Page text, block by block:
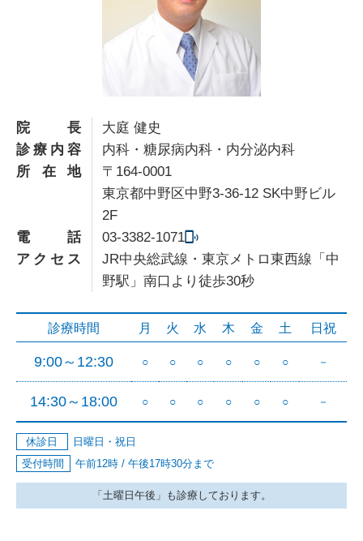
院長
大庭 健史
診療内容
内科・糖尿病内科・内分泌内科
所在地
〒164-0001
東京都中野区中野3-36-12 SK中野ビル
2F
電話
03-3382-1071
アクセス
JR中央総武線・東京メトロ東西線「中
野駅」南口より徒歩30秒